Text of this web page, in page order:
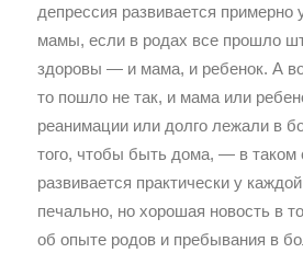
депрессия развивается примерно
мамы, если в родах все прошло
здоровы — и мама, и ребенок. А
то пошло не так, и мама или
реанимации или долго лежали в
того, чтобы быть дома, — в таком
развивается практически у
печально, но хорошая новость в
об опыте родов и пребывания в